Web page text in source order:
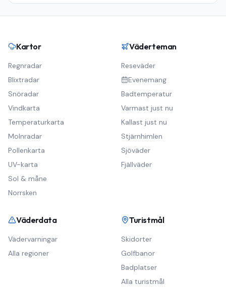
Kartor
Regnradar
Blixtradar
Snöradar
Vindkarta
Temperaturkarta
Molnradar
Pollenkarta
UV-karta
Sol & måne
Norrsken
Väderteman
Reseväder
Evenemang
Badtemperatur
Varmast just nu
Kallast just nu
Stjärnhimlen
Sjöväder
Fjällväder
Väderdata
Vädervarningar
Alla regioner
Turistmål
Skidorter
Golfbanor
Badplatser
Alla turistmål